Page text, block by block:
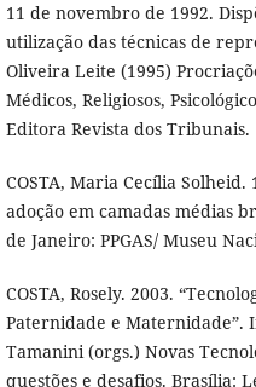
11 de novembro de 1992.
utilização das técnicas de
Oliveira Leite (1995)
Médicos, Religiosos,
Editora Revista dos Tribunais.
COSTA, Maria Cecília Solheid.
adoção em camadas médias
de Janeiro: PPGAS/ Museu
COSTA, Rosely. 2003.
Paternidade e Maternidade”.
Tamanini (orgs.) Novas
questões e desafios. Brasília: